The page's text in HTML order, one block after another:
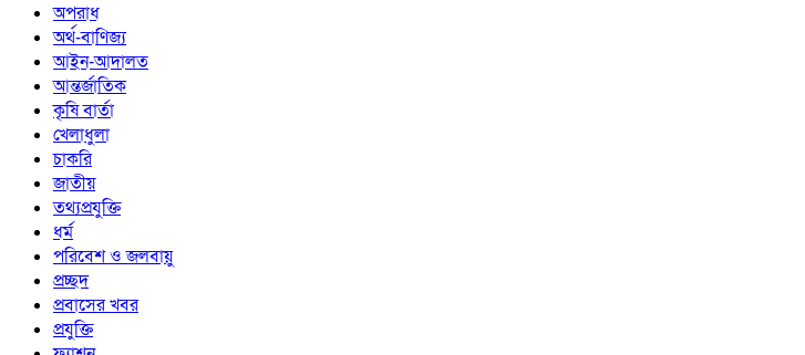
অপরাধ
অর্থ-বাণিজ্য
আইন-আদালত
আন্তর্জাতিক
কৃষি বার্তা
খেলাধুলা
চাকরি
জাতীয়
তথ্যপ্রযুক্তি
ধর্ম
পরিবেশ ও জলবায়ু
প্রচ্ছদ
প্রবাসের খবর
প্রযুক্তি